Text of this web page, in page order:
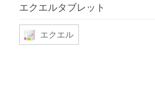
エクエルタブレット
エクエル